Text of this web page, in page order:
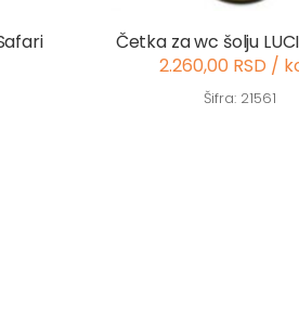
Četka za wc šolju
2.260,00 RSD /
Šifra: 21561